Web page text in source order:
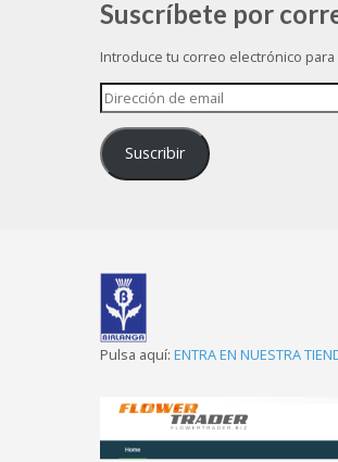
Suscríbete por
Introduce tu correo electrónico
Dirección
de
email
Suscribir
Pulsa aquí: ENTRA EN NUESTRA